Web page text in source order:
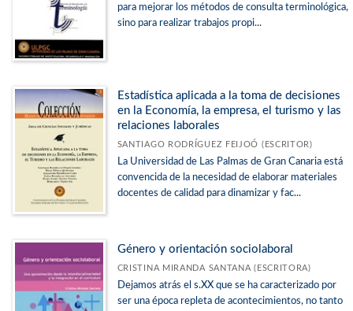
para mejorar los métodos de consulta terminológica,
sino para realizar trabajos propi...
Estadística aplicada a la toma de decisiones
en la Economía, la empresa, el turismo y las
relaciones laborales
SANTIAGO RODRÍGUEZ FEIJOÓ (ESCRITOR)
La Universidad de Las Palmas de Gran Canaria está
convencida de la necesidad de elaborar materiales
docentes de calidad para dinamizar y fac...
Género y orientación sociolaboral
CRISTINA MIRANDA SANTANA (ESCRITORA)
Dejamos atrás el s.XX que se ha caracterizado por
ser una época repleta de acontecimientos, no tanto